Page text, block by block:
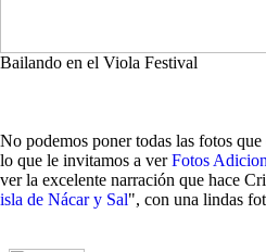
Bailando en el Viola Festival
No podemos poner todas las fotos
lo que le invitamos a verFotos
ver la excelente narración que hace
isla de Nácar y Sal", con una lindas